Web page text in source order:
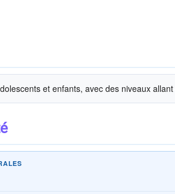
et enfants, avec des niveaux